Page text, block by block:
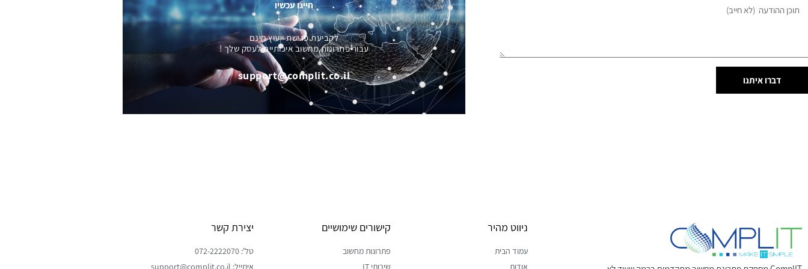
דברו איתנו
חייגו עכשיו
לקביעת פגישת ייעוץ חינם
עבור פתרונות מחשוב איכותיים לעסק שלך !
support@complit.co.il
ניווט מהיר
עמוד הבית
אודות
קישורים שימושיים
פתרונות מחשוב
שירותי IT
יצירת קשר
טל': 072-2222070
אימייל: support@complit.co.il